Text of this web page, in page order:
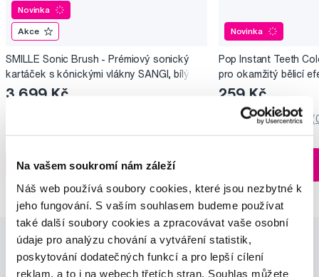
Na vašem soukromí nám záleží
Náš web používá soubory cookies, které jsou nezbytné k
jeho fungování. S vaším souhlasem budeme používat
také další soubory cookies a zpracovávat vaše osobní
údaje pro analýzu chování a vytváření statistik,
poskytování dodatečných funkcí a pro lepší cílení
reklam, a to i na webech třetích stran. Souhlas můžete
Novinka
Akce
SMILLE Sonic Brush - Prémiový sonický
kartáček s kónickými vlákny SANGI, bílý
3 699 Kč
Do košíku
Ihned na
Novinka
Pop Instant Teeth
pro okamžitý bělicí
259 Kč
0,0/5